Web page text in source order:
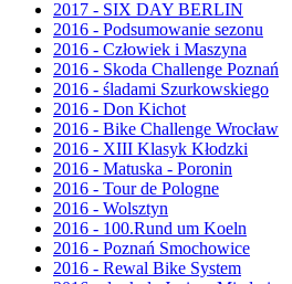
2017 - SIX DAY BERLIN
2016 - Podsumowanie sezonu
2016 - Człowiek i Maszyna
2016 - Skoda Challenge Poznań
2016 - śladami Szurkowskiego
2016 - Don Kichot
2016 - Bike Challenge Wrocław
2016 - XIII Klasyk Kłodzki
2016 - Matuska - Poronin
2016 - Tour de Pologne
2016 - Wolsztyn
2016 - 100.Rund um Koeln
2016 - Poznań Smochowice
2016 - Rewal Bike System